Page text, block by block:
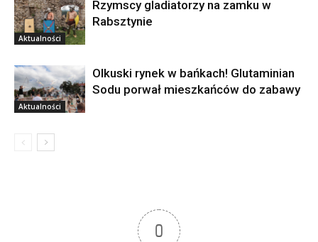
Aktualności
Rzymscy gladiatorzy na zamku w
Rabsztynie
Aktualności
Olkuski rynek w bańkach! Glutaminian
Sodu porwał mieszkańców do zabawy
0